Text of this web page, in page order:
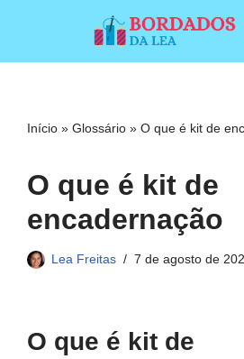
conteúdo
Início » Glossário » O que é kit de
O que é kit de
encadernação
Lea Freitas 7 de agosto de
O que é kit de